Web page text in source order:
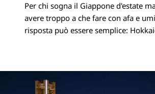
Facebook
Linkedin
Per chi sogna il Giappone d'estate
avere troppo a che fare con afa e
risposta può essere semplice: